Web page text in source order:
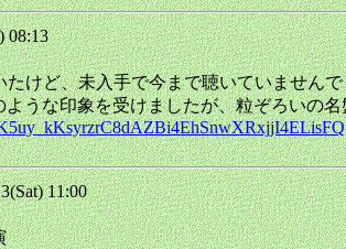
08:13
たけど、未入手で今まで聴いていませ
うな印象を受けましたが、粒ぞろいの名
11:00